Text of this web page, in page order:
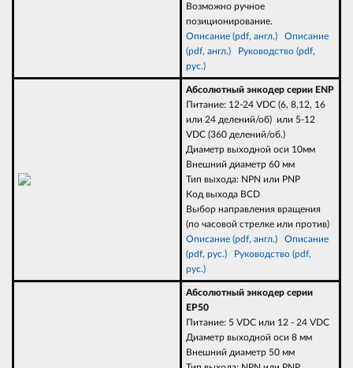
Возможно ручное
позиционирование.
Описание (pdf, англ.)
Описание
(pdf, англ.)
Руководство (pdf,
рус.)
Абсолютный энкодер серии ENP
Питание: 12-24 VDC (6, 8,12, 16
или 24 делений/об) или 5-12
VDC (360 делений/об.)
Диаметр выходной оси 10мм
Внешний диаметр 60 мм
Тип выхода: NPN или PNP
Код выхода BCD
Выбор направления вращения
(по часовой стрелке или против)
Описание (pdf, англ.)
Описание
(pdf, рус.)
Руководство (pdf,
рус.)
Абсолютный энкодер серии
EP50
Питание: 5 VDC или 12 - 24 VDC
Диаметр выходной оси 8 мм
Внешний диаметр 50 мм